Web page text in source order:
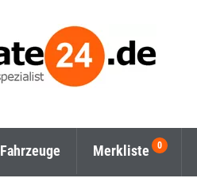
Fahrzeuge Merkliste